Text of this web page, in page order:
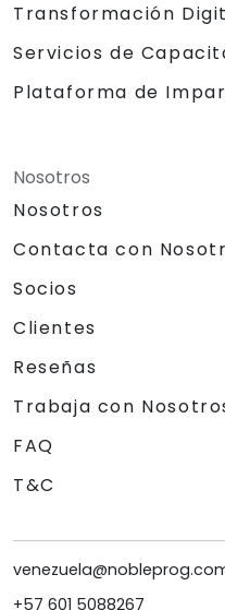
Transformación
Servicios de
Plataforma de
Nosotros
Nosotros
Contacta con
Socios
Clientes
Reseñas
Trabaja con
FAQ
T&C
+57 601 5088267